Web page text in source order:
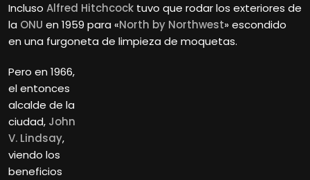
Incluso Alfred Hitchcock tuvo que rodar los exteriores de
la ONU en 1959 para «North by Northwest» escondido
en una furgoneta de limpieza de moquetas.
Pero en 1966,
el entonces
alcalde de la
ciudad, John
V. Lindsay,
viendo los
beneficios